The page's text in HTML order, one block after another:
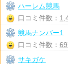
ハーレム競馬
口コミ件数：
競馬ナンバー1
口コミ件数：
サキガケ